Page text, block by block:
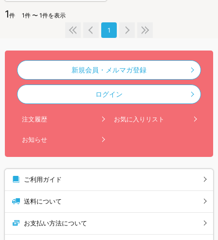
1件 1件 〜 1件を表示
1
新規会員・メルマガ登録
ログイン
注文履歴 お気に入りリスト
お知らせ
ご利用ガイド
送料について
お支払い方法について